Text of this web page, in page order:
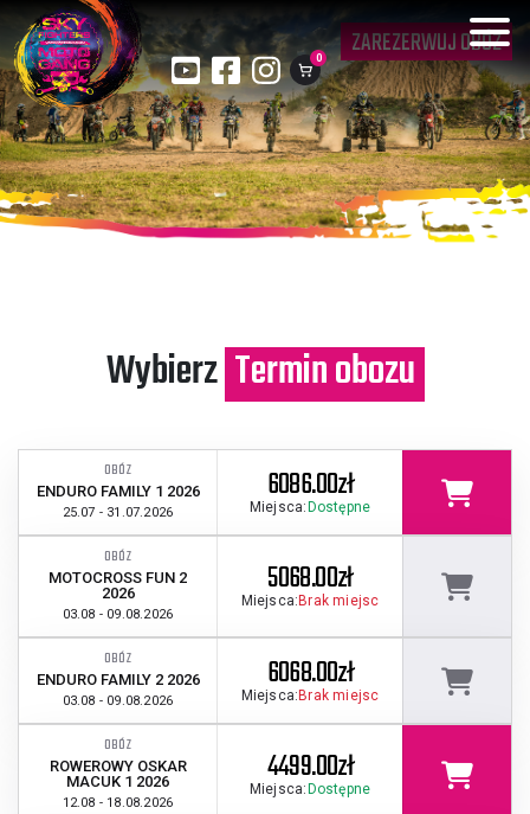
0 ZAREZERWUJ OBÓZ
Wybierz Termin obozu
OBÓZ
ENDURO FAMILY 1 2026
25.07 - 31.07.2026
6086.00zł
Miejsca:Dostępne
OBÓZ
MOTOCROSS FUN 2
2026
03.08 - 09.08.2026
5068.00zł
Miejsca: Brak miejsc
OBÓZ
ENDURO FAMILY 2 2026
03.08 - 09.08.2026
6068.00zł
Miejsca:Brak miejsc
OBÓZ
ROWEROWY OSKAR
MACUK 1 2026
12.08 - 18.08.2026
4499.00zł
Miejsca: Dostępne